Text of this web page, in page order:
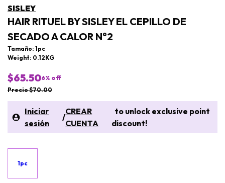
SISLEY
HAIR RITUEL BY SISLEY EL CEPILLO DE
SECADO A CALOR N°2
Tamaño: 1pc
Weight: 0.12KG
$65.506% off
Precio $70.00
Iniciar
sesión
/
CREAR
CUENTA
to unlock exclusive point
discount!
1pc